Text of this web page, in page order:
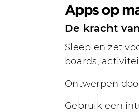
Apps op
De kracht
Sleep en zet
boards,
Ontwerpen
Gebruik een